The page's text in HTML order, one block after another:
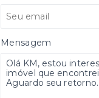
Mensagem